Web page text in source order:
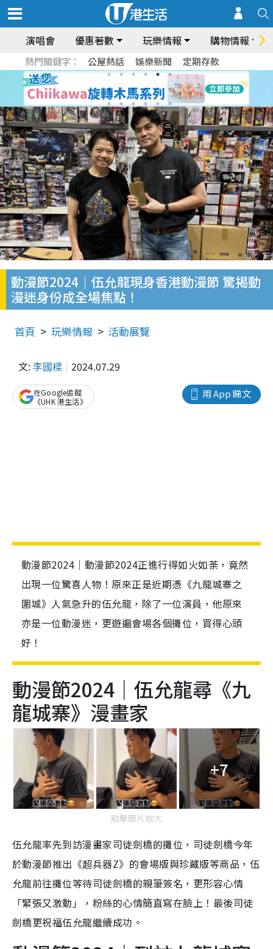
演唱會 優惠著數 玩樂情報 購物情報
熱門關鍵字： 公屋熱話 娛樂新聞 定期存款
動漫節2024｜伍允龍現身香港動漫節 驚揭動
漫迷身份成全場焦點！
首頁 玩樂情報 活動展覽
文: 李國樑 2024.07.29
用 App 睇文
在Google追蹤
《UHK 港生活》
動漫節2024｜動漫節2024正進行得如火如荼，竟然
出現一位驚喜人物！原來正是近期憑《九龍城寨之
圍城》人氣急升的伍允龍，除了一位演員，他原來
亦是一位動漫迷，更遊遍會場各個攤位，買得心頭
好！
動漫節2024｜伍允龍尋《九
龍城寨》漫畫家
+7
點擊圖片放大
伍允龍率先到訪漫畫家司徒劍橋的攤位，司徒劍橋今年
於動漫節推出《超兵器Z》的會場版與珍藏版等商品，伍
允龍前往攤位等待司徒劍橋的親筆簽名，更形容心情
「緊張又激動」，粉絲的心情簡直寫在臉上！最後司徒
劍橋更祝福伍允龍繼續成功。